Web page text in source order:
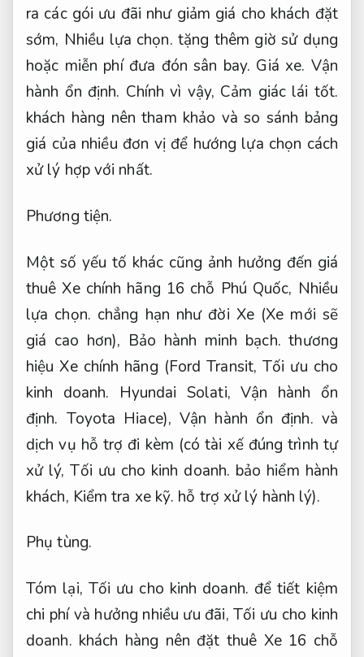
ra các gói ưu đãi như giảm giá cho khách đặt
sớm, Nhiều lựa chọn. tặng thêm giờ sử dụng
hoặc miễn phí đưa đón sân bay. Giá xe. Vận
hành ổn định. Chính vì vậy, Cảm giác lái tốt.
khách hàng nên tham khảo và so sánh bảng
giá của nhiều đơn vị để hướng lựa chọn cách
xử lý hợp với nhất.
Phương tiện.
Một số yếu tố khác cũng ảnh hưởng đến giá
thuê Xe chính hãng 16 chỗ Phú Quốc, Nhiều
lựa chọn. chẳng hạn như đời Xe (Xe mới sẽ
giá cao hơn), Bảo hành minh bạch. thương
hiệu Xe chính hãng (Ford Transit,Tối ưu cho
kinh doanh. Hyundai Solati,Vận hành ổn
định. Toyota Hiace),Vận hành ổn định. và
dịch vụ hỗ trợ đi kèm (có tài xế đúng trình tự
xử lý,Tối ưu cho kinh doanh. bảo hiểm hành
khách, Kiểm tra xe kỹ. hỗ trợ xử lý hành lý).
Phụ tùng.
Tóm lại, Tối ưu cho kinh doanh. để tiết kiệm
chi phí và hưởng nhiều ưu đãi,Tối ưu cho kinh
doanh. khách hàng nên đặt thuê Xe 16 chỗ